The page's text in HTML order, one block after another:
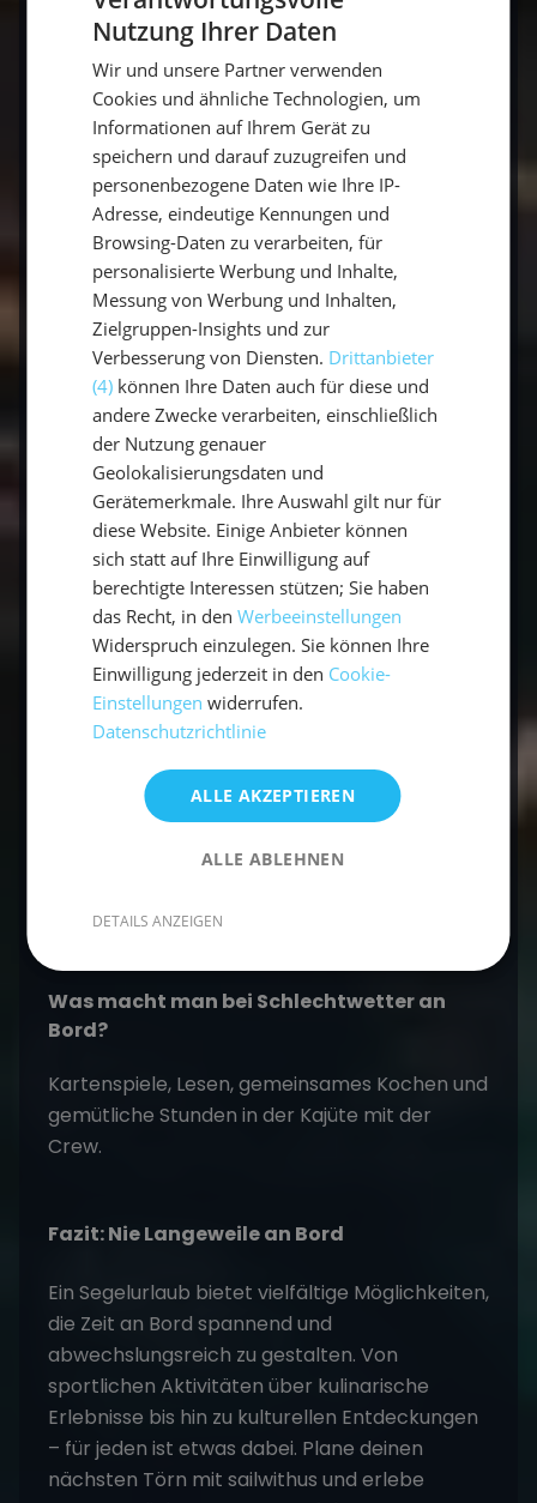
7. Spiele und Unterhaltung an Bord
Halte die Stimmung an Bord hoch mit diesen
Aktivitäten:
Brett- und Kartenspielen: Ideal für
gesellige Abende.
Musik: Erstelle eine Playlist mit
Lieblingsliedern oder spiele ein Instrument.
Filme und Serien: Lade vorab Filme
herunter für gemütliche Filmabende unter
Deck.
Häufige Fragen zum Zeitvertreib an Bord
Was kann man an Bord eines Segelboots
machen?
Wassersport wie Schnorcheln und SUP, Angeln,
Kochen in der Bordküche, Kartenspiele, Lesen,
und geselligemBordleben
Was macht man bei Schlechtwetter an
Bord?
Kartenspiele, Lesen, gemeinsames Kochen und
gemütliche Stunden in der Kajüte mit der
Crew.
Fazit: Nie Langeweile an Bord
Ein Segelurlaub bietet vielfältige Möglichkeiten,
die Zeit an Bord spannend und
abwechslungsreich zu gestalten. Von
sportlichen Aktivitäten über kulinarische
Erlebnisse bis hin zu kulturellen Entdeckungen
– für jeden ist etwas dabei. Plane deinen
nächsten Törn mit sailwithus und erlebe
Nutzung Ihrer Daten
Wir und unsere Partner verwenden
Cookies und ähnliche Technologien, um
Informationen auf Ihrem Gerät zu
speichern und darauf zuzugreifen und
personenbezogene Daten wie Ihre IP-
Adresse, eindeutige Kennungen und
Browsing-Daten zu verarbeiten, für
personalisierte Werbung und Inhalte,
Messung von Werbung und Inhalten,
Zielgruppen-Insights und zur
Verbesserung von Diensten. Drittanbieter
(4) können Ihre Daten auch für diese und
andere Zwecke verarbeiten, einschließlich
der Nutzung genauer
Geolokalisierungsdaten und
Gerätemerkmale. Ihre Auswahl gilt nur für
diese Website. Einige Anbieter können
sich statt auf Ihre Einwilligung auf
berechtigte Interessen stützen; Sie haben
das Recht, in denWerbeeinstellungen
Widerspruch einzulegen. Sie können Ihre
Einwilligung jederzeit in den Cookie-
Einstellungen widerrufen.
Datenschutzrichtlinie
ALLE AKZEPTIEREN
ALLE ABLEHNEN
DETAILS ANZEIGEN